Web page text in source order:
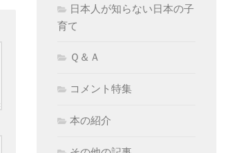
日本人が知らない日本の子
育て
Ｑ＆Ａ
コメント特集
本の紹介